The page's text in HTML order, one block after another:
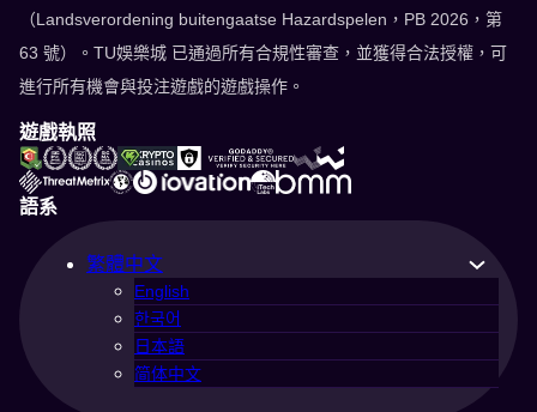
（Landsverordening buitengaatse Hazardspelen，PB 2026，第
63 號）。TU娛樂城 已通過所有合規性審查，並獲得合法授權，可
進行所有機會與投注遊戲的遊戲操作。
遊戲執照
語系
繁體中文
English
한국어
日本語
简体中文